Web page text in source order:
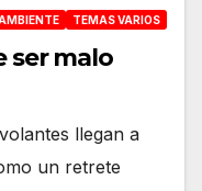
TEMAS VARIOS
ser malo
llegan a
un retrete